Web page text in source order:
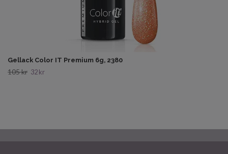
Gellack Color IT Premium 6g, 2380
105 kr 32 kr